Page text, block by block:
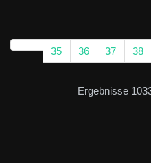
35 36 37 38
Ergebnisse